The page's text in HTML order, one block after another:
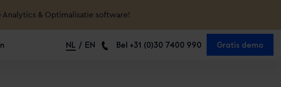
& Optimalisatie software!
NL EN Bel +31 (0)30 7400 990 Gratis demo